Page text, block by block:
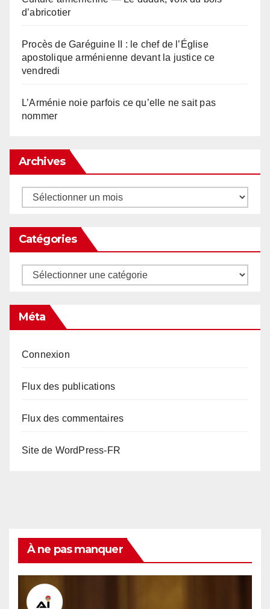
d’abricotier
Procès de Garéguine II : le chef de l’Église
apostolique arménienne devant la justice ce
vendredi
L’Arménie noie parfois ce qu’elle ne sait pas
nommer
Archives
Archives
Catégories
Catégories
Méta
Connexion
Flux des publications
Flux des commentaires
Site de WordPress-FR
À ne pas manquer